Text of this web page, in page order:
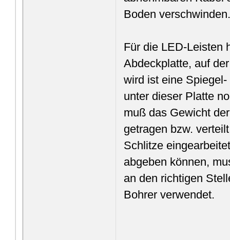
Boden
Für die LED-Leisten
Abdeckplatte, auf
wird ist eine
unter dieser Platte
muß das Gewicht
getragen bzw.
Schlitze
abgeben können,
an den richtigen
Bohrer verwendet.